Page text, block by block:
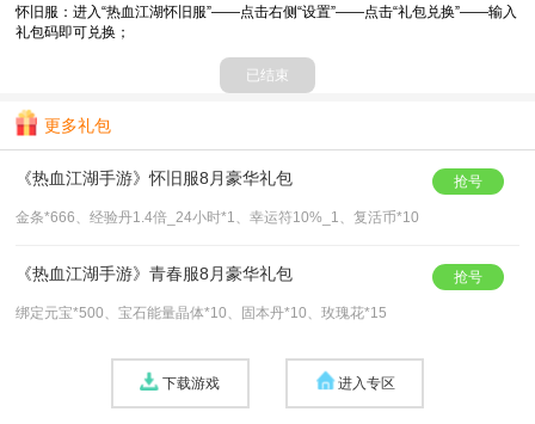
怀旧服：进入“热血江湖怀旧服”——点击右侧“设置”——点击“礼包兑换”——输入
礼包码即可兑换；
已结束
更多礼包
《热血江湖手游》怀旧服8月豪华礼包
金条*666、经验丹1.4倍_24小时*1、幸运符10%_1、复活币*10
抢号
《热血江湖手游》青春服8月豪华礼包
绑定元宝*500、宝石能量晶体*10、固本丹*10、玫瑰花*15
抢号
下载游戏 进入专区